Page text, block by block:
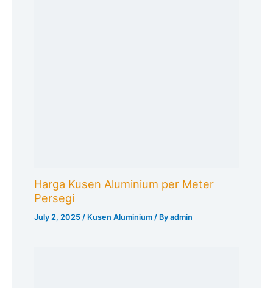
Harga Kusen Aluminium per Meter
Persegi
July 2, 2025 / Kusen Aluminium / Byadmin